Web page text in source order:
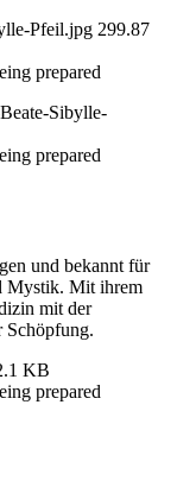
Pfeil.jpg 299.87
prepared
Sibylle-
prepared
und bekannt für
Mystik. Mit ihrem
mit der
Schöpfung.
KB
prepared